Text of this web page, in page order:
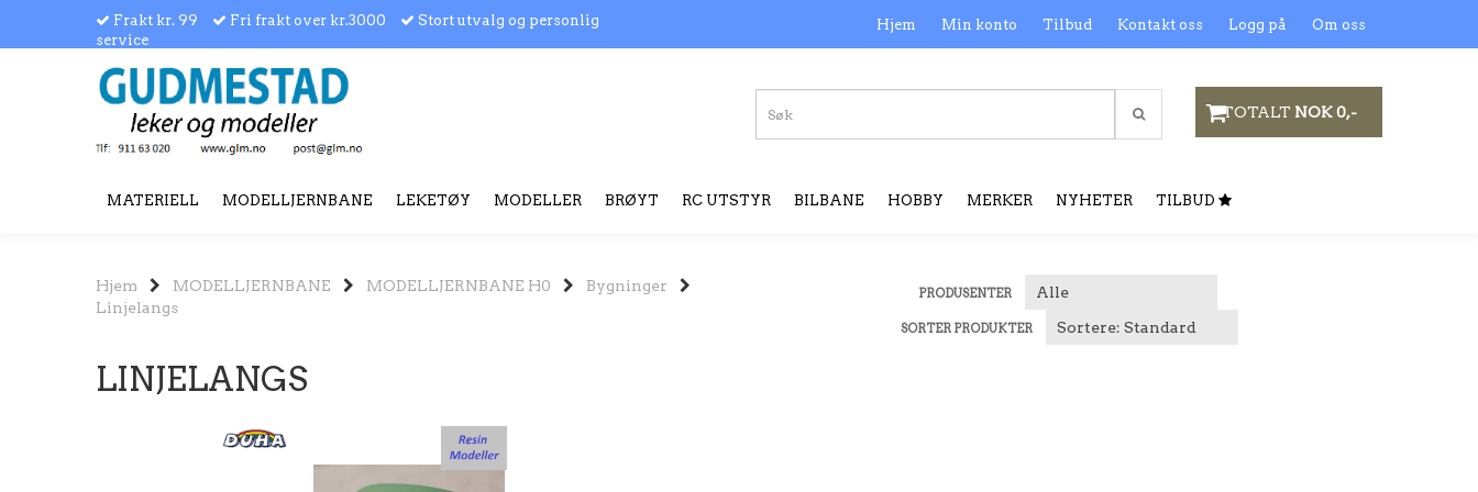
Frakt kr. 99 Fri frakt over kr.3000
Stort utvalg og personlig
service
Hjem Min konto Tilbud Kontakt oss Logg på Om oss
TOTALT NOK 0,-
MATERIELL MODELLJERNBANE LEKETØY MODELLER BRØYT RC UTSTYR BILBANE HOBBY MERKER NYHETER TILBUD
Hjem MODELLJERNBANE MODELLJERNBANE H0
Bygninger
Linjelangs
PRODUSENTER
SORTER PRODUKTER
LINJELANGS